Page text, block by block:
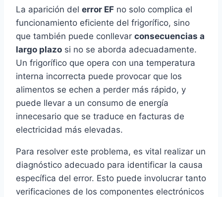
La aparición del error EF no solo complica el
funcionamiento eficiente del frigorífico, sino
que también puede conllevar consecuencias a
largo plazo si no se aborda adecuadamente.
Un frigorífico que opera con una temperatura
interna incorrecta puede provocar que los
alimentos se echen a perder más rápido, y
puede llevar a un consumo de energía
innecesario que se traduce en facturas de
electricidad más elevadas.
Para resolver este problema, es vital realizar un
diagnóstico adecuado para identificar la causa
específica del error. Esto puede involucrar tanto
verificaciones de los componentes electrónicos